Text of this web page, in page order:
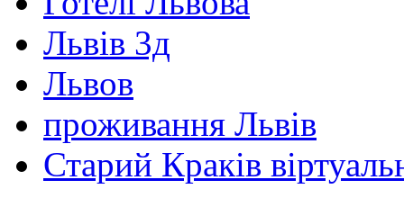
Львів 3д
Львов
проживання Львів
Старий Краків